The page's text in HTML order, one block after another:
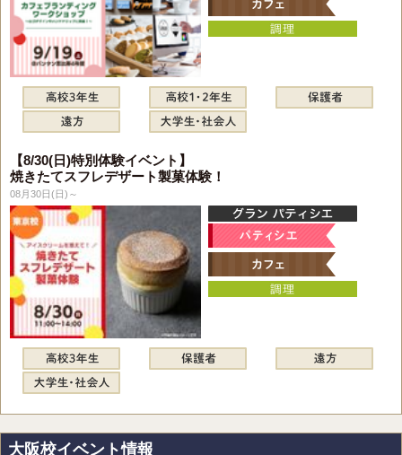
【8/30(日)特別体験イベント】
焼きたてスフレデザート製菓体験！
08月30日(日)～
大阪校イベント情報